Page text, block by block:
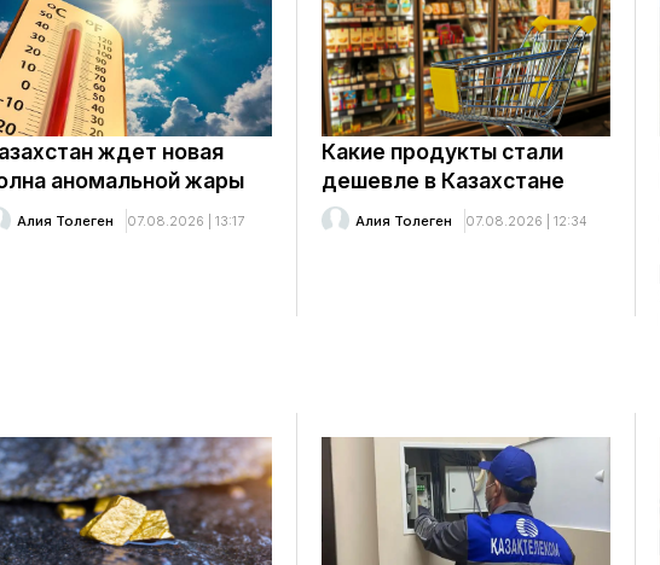
ждет новая
аномальной жары
Алия Толеген 07.08.2026 | 13:17
Какие продукты стали
дешевле в Казахстане
Алия Толеген 07.08.2026 | 12:34